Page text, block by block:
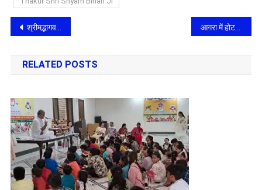
Post
navigation
श्रीमद्भागवत कथा: ध्रुव चरित्र, जड़ भरत और वामन अवतार की लीलाओं से सराबोर हुआ आगरा, चैतन्य हरिचरत जी महाराज ने सिखाए जीवन के पाठ
RELATED POSTS